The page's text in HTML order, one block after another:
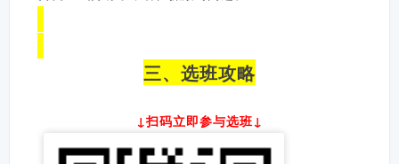
三、选班攻略
↓扫码立即参与选班↓